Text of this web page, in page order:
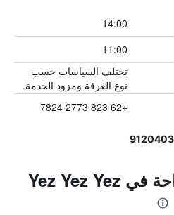
14:00
11:00
تختلف السياسات حسب
نوع الغرفة ومزود الخدمة.
+62 823 2773 7824
المزايا ووسائل الراحة في Yez Yez Yez